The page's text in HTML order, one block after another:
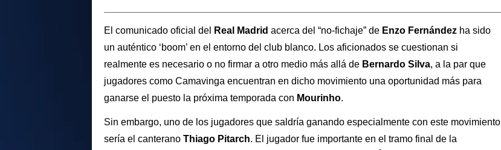
El comunicado oficial del Real Madrid acerca del “no-fichaje” de Enzo Fernández ha sido
un auténtico ‘boom’ en el entorno del club blanco. Los aficionados se cuestionan si
realmente es necesario o no firmar a otro medio más allá de Bernardo Silva, a la par que
jugadores como Camavinga encuentran en dicho movimiento una oportunidad más para
ganarse el puesto la próxima temporada con Mourinho.
Sin embargo, uno de los jugadores que saldría ganando especialmente con este movimiento
sería el canterano Thiago Pitarch. El jugador fue importante en el tramo final de la